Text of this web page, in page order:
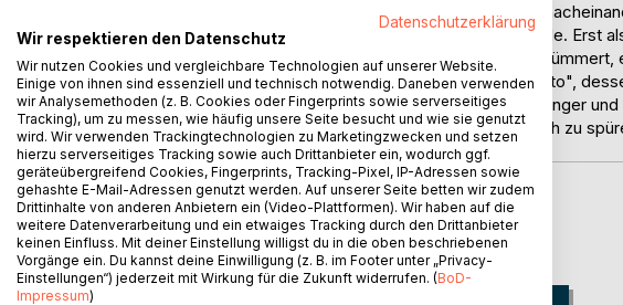
In der Schwarzwaldgemeinde Hohenterzen werden kurz
jungen Kriminalkommissars Melzer verlaufen bald im Sande. Erst
auf Bitten der Tochter eines der Mordopfer um die Fälle
Edgar Schaafs und der Polizei gerät ein gewisser "Tschatto",
der kroatischen Küste führt. Dort bekommen Melanie Köninger
Sturmwindes "Bora" bei einer dramatischen Aktion hautnah zu
WEITERE TITEL BEIBoD
Datenschutzerklärung
Wir respektieren den Datenschutz
Wir nutzen Cookies und vergleichbare Technologien auf unserer Website.
Einige von ihnen sind essenziell und technisch notwendig. Daneben verwenden
wir Analysemethoden (z. B. Cookies oder Fingerprints sowie serverseitiges
Tracking), um zu messen, wie häufig unsere Seite besucht und wie sie genutzt
wird. Wir verwenden Trackingtechnologien zu Marketingzwecken und setzen
hierzu serverseitiges Tracking sowie auch Drittanbieter ein, wodurch ggf.
geräteübergreifend Cookies, Fingerprints, Tracking-Pixel, IP-Adressen sowie
gehashte E-Mail-Adressen genutzt werden. Auf unserer Seite betten wir zudem
Drittinhalte von anderen Anbietern ein (Video-Plattformen). Wir haben auf die
weitere Datenverarbeitung und ein etwaiges Tracking durch den Drittanbieter
keinen Einfluss. Mit deiner Einstellung willigst du in die oben beschriebenen
Vorgänge ein. Du kannst deine Einwilligung (z. B. im Footer unter „Privacy-
Einstellungen“) jederzeit mit Wirkung für die Zukunft widerrufen. (BoD-
Impressum)